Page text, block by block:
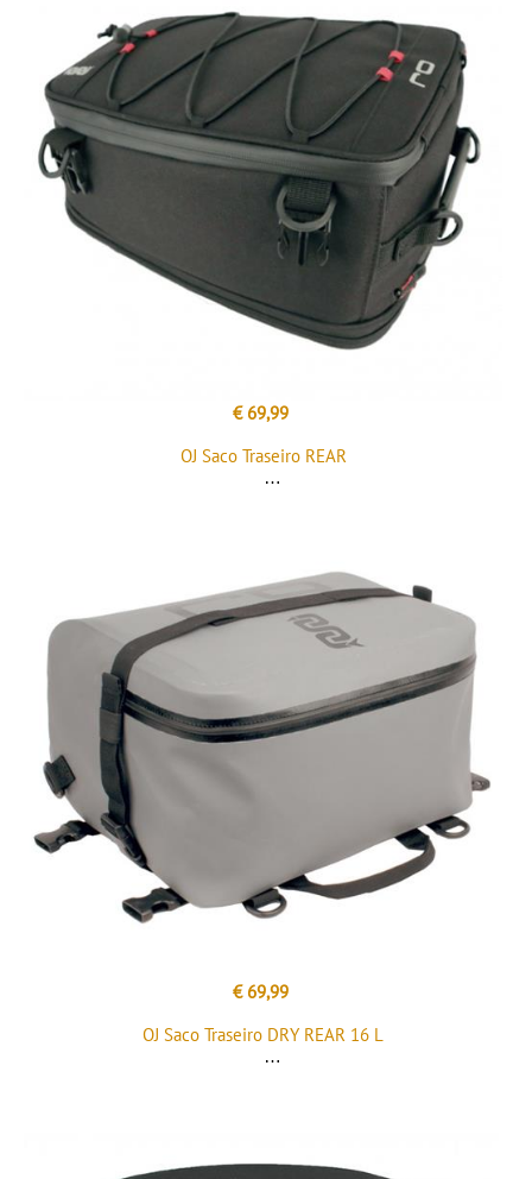
€ 69,99
OJ Saco Traseiro REAR
€ 69,99
OJ Saco Traseiro DRY REAR 16 L